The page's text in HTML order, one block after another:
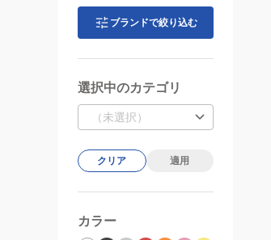
ブランドで絞り込む
選択中のカテゴリ
（未選択）
クリア 適用
カラー